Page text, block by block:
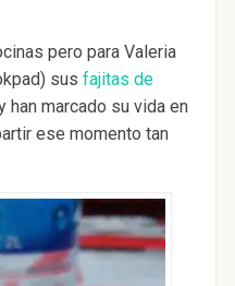
pero para Valeria
sus fajitas de
han marcado su vida en
ese momento tan